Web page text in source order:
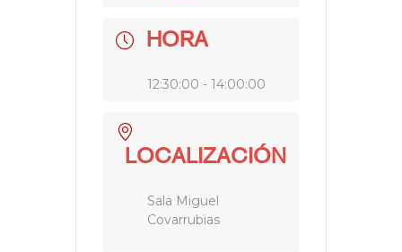
HORA
12:30:00 - 14:00:00
LOCALIZACIÓN
Sala Miguel
Covarrubias